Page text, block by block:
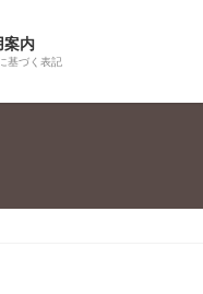
案内
基づく表記